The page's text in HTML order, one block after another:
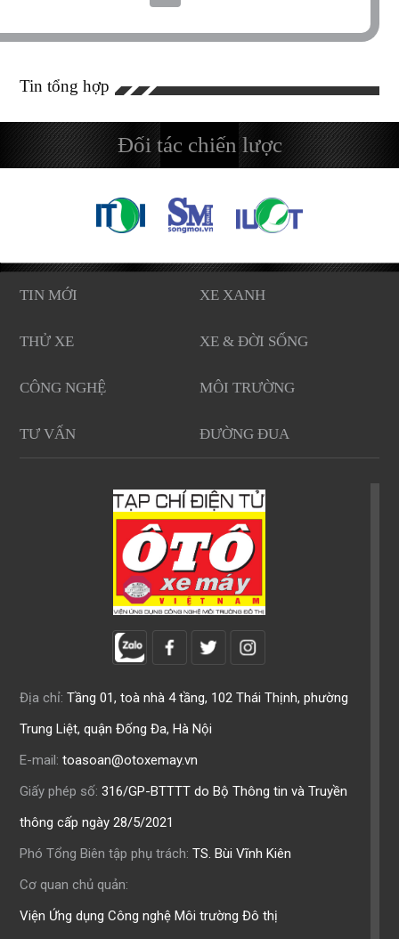
Tin tổng hợp
Đối tác chiến lược
TIN MỚI XE XANH
THỬ XE XE & ĐỜI SỐNG
CÔNG NGHỆ MÔI TRƯỜNG
TƯ VẤN ĐƯỜNG ĐUA
Địa chỉ: Tầng 01, toà nhà 4 tầng, 102 Thái Thịnh, phường
Trung Liệt, quận Đống Đa, Hà Nội
E-mail: toasoan@otoxemay.vn
Giấy phép số: 316/GP-BTTTT do Bộ Thông tin và Truyền
thông cấp ngày 28/5/2021
Phó Tổng Biên tập phụ trách: TS. Bùi Vĩnh Kiên
Cơ quan chủ quản:
Viện Ứng dụng Công nghệ Môi trường Đô thị